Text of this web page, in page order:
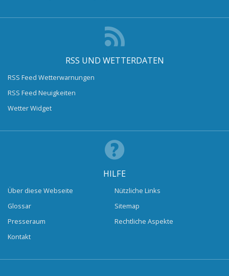
RSS UND WETTERDATEN
RSS Feed Wetterwarnungen
RSS Feed Neuigkeiten
Wetter Widget
HILFE
Über diese Webseite
Glossar
Presseraum
Kontakt
Nützliche Links
Sitemap
Rechtliche Aspekte